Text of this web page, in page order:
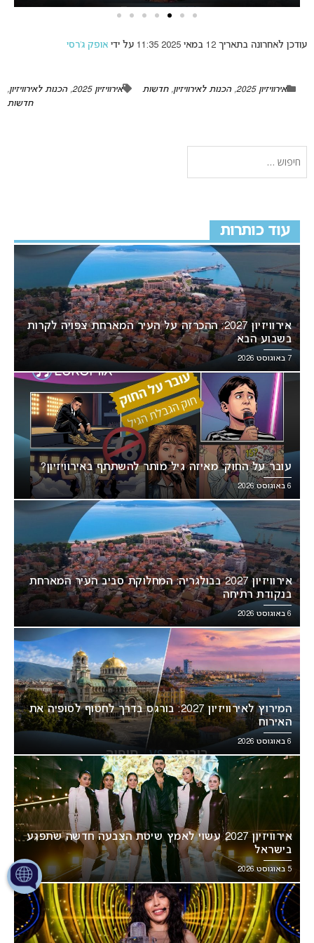
עודכן לאחרונה בתאריך 12 במאי 2025 11:35 על ידי אופק ג’רסי
אירוויזיון 2025 ,הכנות לאירוויזיון,חדשות אירוויזיון 2025 ,הכנות לאירוויזיון,
חדשות
עוד כותרות
אירוויזיון 2027: ההכרזה על העיר המארחת צפויה לקרות
בשבוע הבא
7 באוגוסט 2026
עובר על החוק: מאיזה גיל מותר להשתתף באירוויזיון?
6 באוגוסט 2026
אירוויזיון 2027 בבולגריה: המחלוקת סביב העיר המארחת
בנקודת רתיחה
6 באוגוסט 2026
המירוץ לאירוויזיון 2027: בורגס בדרך לחטוף לסופיה את
האירוח
6 באוגוסט 2026
אירוויזיון 2027 עשוי לאמץ שיטת הצבעה חדשה שתפגע
בישראל
5 באוגוסט 2026